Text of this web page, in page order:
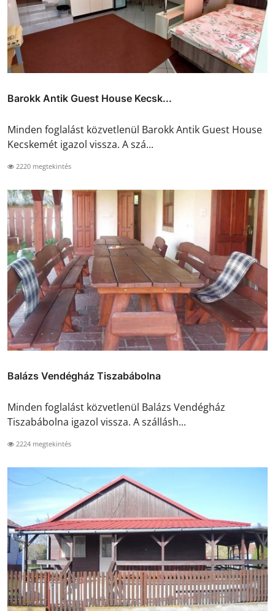
Barokk Antik Guest House Kecsk...
Minden foglalást közvetlenül Barokk Antik Guest House
Kecskemét igazol vissza. A szá...
2220 megtekintés
Balázs Vendégház Tiszabábolna
Minden foglalást közvetlenül Balázs Vendégház
Tiszabábolna igazol vissza. A szállásh...
2224 megtekintés